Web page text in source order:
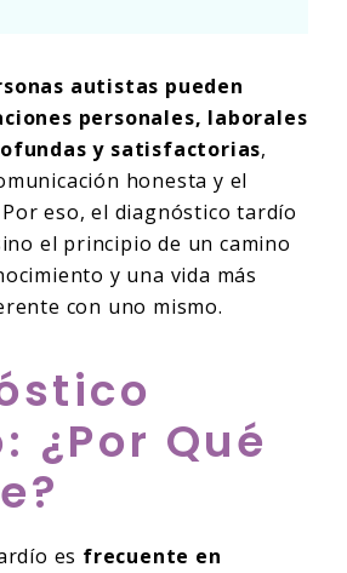
autistas pueden
personales, laborales
y satisfactorias,
honesta y el
eso, el diagnóstico tardío
el principio de un camino
y una vida más
con uno mismo.
¿por Qué
es frecuente en